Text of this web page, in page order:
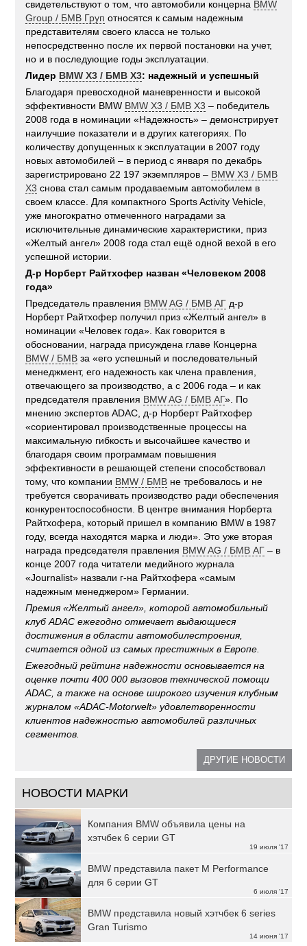
свидетельствуют о том, что автомобили концерна BMW
Group / БМВ Груп относятся к самым надежным
представителям своего класса не только
непосредственно после их первой постановки на учет,
но и в последующие годы эксплуатации.
Лидер BMW X3 / БМВ X3: надежный и успешный
Благодаря превосходной маневренности и высокой
эффективности BMW BMW X3 / БМВ X3 – победитель
2008 года в номинации «Надежность» – демонстрирует
наилучшие показатели и в других категориях. По
количеству допущенных к эксплуатации в 2007 году
новых автомобилей – в период с января по декабрь
зарегистрировано 22 197 экземпляров – BMW X3 / БМВ
X3 снова стал самым продаваемым автомобилем в
своем классе. Для компактного Sports Activity Vehicle,
уже многократно отмеченного наградами за
исключительные динамические характеристики, приз
«Желтый ангел» 2008 года стал ещё одной вехой в его
успешной истории.
Д-р Норберт Райтхофер назван «Человеком 2008
года»
Председатель правления BMW AG / БМВ АГ д-р
Норберт Райтхофер получил приз «Желтый ангел» в
номинации «Человек года». Как говорится в
обосновании, награда присуждена главе Концерна
BMW / БМВ за «его успешный и последовательный
менеджмент, его надежность как члена правления,
отвечающего за производство, а с 2006 года – и как
председателя правления BMW AG / БМВ АГ». По
мнению экспертов ADAC, д-р Норберт Райтхофер
«сориентировал производственные процессы на
максимальную гибкость и высочайшее качество и
благодаря своим программам повышения
эффективности в решающей степени способствовал
тому, что компании BMW / БМВ не требовалось и не
требуется сворачивать производство ради обеспечения
конкурентоспособности. В центре внимания Норберта
Райтхофера, который пришел в компанию BMW в 1987
году, всегда находятся марка и люди». Это уже вторая
награда председателя правления BMW AG / БМВ АГ – в
конце 2007 года читатели медийного журнала
«Journalist» назвали г-на Райтхофера «самым
надежным менеджером» Германии.
Премия «Желтый ангел», которой автомобильный
клуб ADAC ежегодно отмечает выдающиеся
достижения в области автомобилестроения,
считается одной из самых престижных в Европе.
Ежегодный рейтинг надежности основывается на
оценке почти 400 000 вызовов технической помощи
ADAC, а также на основе широкого изучения клубным
журналом «ADAC-Motorwelt» удовлетворенности
клиентов надежностью автомобилей различных
сегментов.
ДРУГИЕ НОВОСТИ
НОВОСТИ МАРКИ
19 июля '17
Компания BMW объявила цены на
хэтчбек 6 серии GT
6 июля '17
BMW представила пакет M Performance
для 6 серии GT
14 июня '17
BMW представила новый хэтчбек 6 series
Gran Turismo